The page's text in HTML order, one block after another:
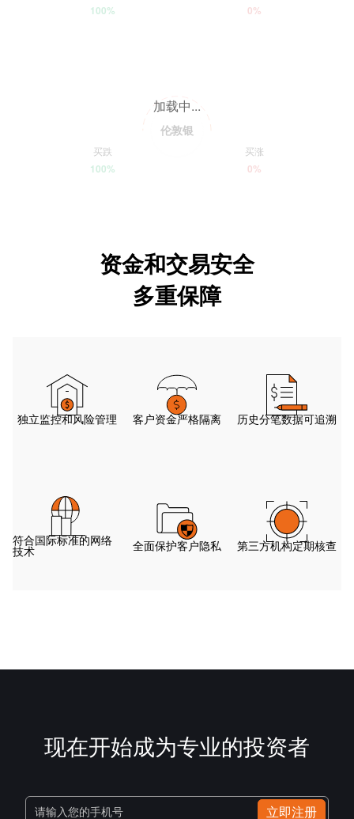
100%
0%
加载中...
伦敦银
买跌
100%
买涨
0%
资金和交易安全
多重保障
独立监控和风险管理 客户资金严格隔离 历史分笔数据可追溯
符合国际标准的网络
技术
全面保护客户隐私 第三方机构定期核查
现在开始成为专业的投资者
请输入您的手机号 立即注册